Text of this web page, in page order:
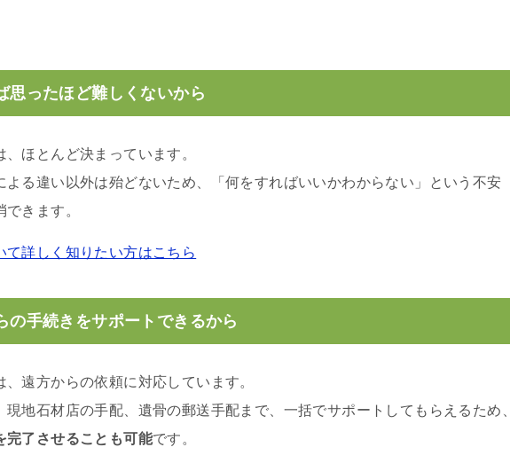
ったほど難しくないから
ほとんど決まっています。
る違い以外は殆どないため、「何をすればいいかわからない」という不安
きます。
詳しく知りたい方はこちら
手続きをサポートできるから
遠方からの依頼に対応しています。
地石材店の手配、遺骨の郵送手配まで、一括でサポートしてもらえるため、
完了させることも可能です。